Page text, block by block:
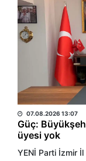
HABER MERKEZİ
07.08.2026 13:07
Güç:
üyesi yok
YENİ Parti İzmir